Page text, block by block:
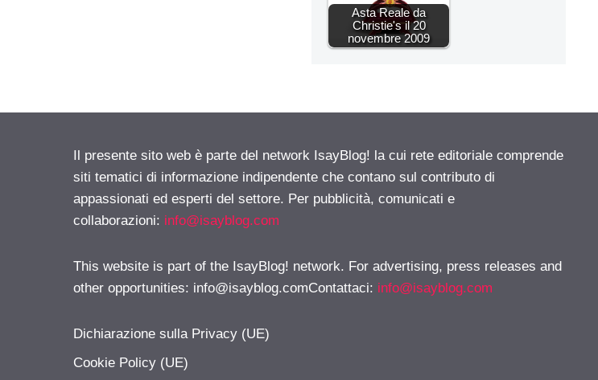
Asta Reale da
Christie's il 20
novembre 2009
Il presente sito web è parte del network IsayBlog! la cui rete editoriale comprende
siti tematici di informazione indipendente che contano sul contributo di
appassionati ed esperti del settore. Per pubblicità, comunicati e
collaborazioni: info@isayblog.com
This website is part of the IsayBlog! network. For advertising, press releases and
other opportunities: info@isayblog.comContattaci: info@isayblog.com
Dichiarazione sulla Privacy (UE)
Cookie Policy (UE)